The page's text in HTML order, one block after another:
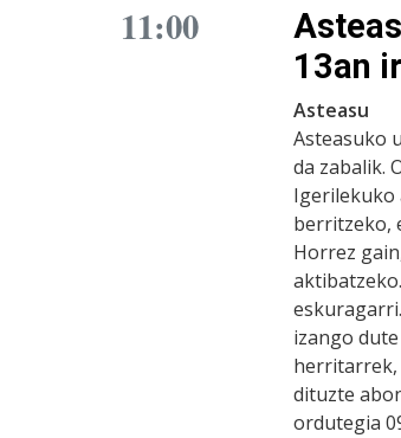
11:00
13an
Asteasu
Asteasuko
da zabalik.
Igerilekuko
berritzeko,
Horrez
izango
herritarrek,
dituzte
ordutegia